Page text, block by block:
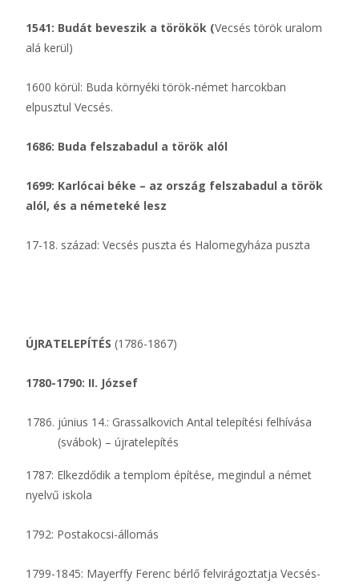
1541: Budát beveszik a törökök (Vecsés török uralom
alá kerül)
1600 körül: Buda környéki török-német harcokban
elpusztul Vecsés.
1686: Buda felszabadul a török alól
1699: Karlócai béke – az ország felszabadul a török
alól, és a németeké lesz
17-18. század: Vecsés puszta és Halomegyháza puszta
ÚJRATELEPÍTÉS (1786-1867)
1780-1790: II. József
június 14.: Grassalkovich Antal telepítési felhívása
(svábok) – újratelepítés
1787: Elkezdődik a templom építése, megindul a német
nyelvű iskola
1792: Postakocsi-állomás
1799-1845: Mayerffy Ferenc bérlő felvirágoztatja Vecsés-